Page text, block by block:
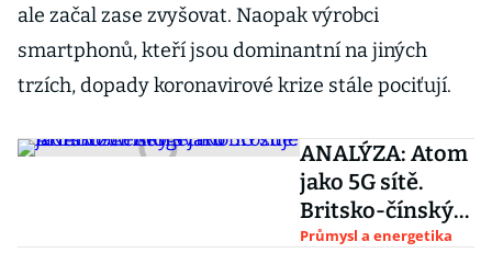
ale začal zase zvyšovat. Naopak výrobci
smartphonů, kteří jsou dominantní na jiných
trzích, dopady koronavirové krize stále pociťují.
ANALÝZA: Atom
jako 5G sítě.
Britsko-čínský
svár ohrožuje
Průmysl a energetika